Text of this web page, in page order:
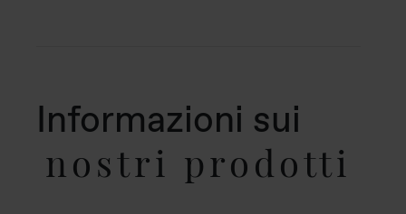
Informazioni sui
nostri prodotti